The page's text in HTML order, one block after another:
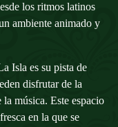
los ritmos latinos
ambiente animado y
Isla es su pista de
disfrutar de la
música. Este espacio
en la que se